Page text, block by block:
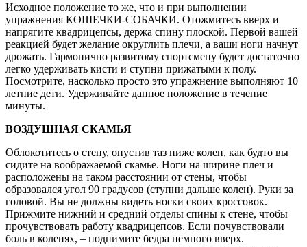
Исходное положение то же, что и при выполнении
упражнения КОШЕЧКИ-СОБАЧКИ. Отожмитесь вверх и
напрягите квадрицепсы, держа спину плоской. Первой вашей
реакцией будет желание округлить плечи, а ваши ноги начнут
дрожать. Гармонично развитому спортсмену будет достаточно
легко удерживать кисти и ступни прижатыми к полу.
Посмотрите, насколько просто это упражнение выполняют 10
летние дети. Удерживайте данное положение в течение
минуты.
ВОЗДУШНАЯ СКАМЬЯ
Облокотитесь о стену, опустив таз ниже колен, как будто вы
сидите на воображаемой скамье. Ноги на ширине плеч и
расположены на таком расстоянии от стены, чтобы
образовался угол 90 градусов (ступни дальше колен). Руки за
головой. Вы не должны видеть носки своих кроссовок.
Прижмите нижний и средний отделы спины к стене, чтобы
прочувствовать работу квадрицепсов. Если почувствовали
боль в коленях, – поднимите бедра немного вверх.